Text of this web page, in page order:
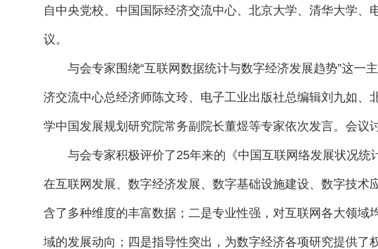
自中央党校、中国国际经济交流中心、北京大学、清华大学
议。
与会专家围绕“互联网数据统计与数字经济发展趋势”这一
济交流中心总经济师陈文玲、电子工业出版社总编辑刘九如
学中国发展规划研究院常务副院长董煜等专家依次发言。会议
与会专家积极评价了25年来的《中国互联网络发展状况统
在互联网发展、数字经济发展、数字基础设施建设、数字技
含了多种维度的丰富数据；二是专业性强，对互联网各大领
域的发展动向；四是指导性突出，为数字经济各项研究提供了